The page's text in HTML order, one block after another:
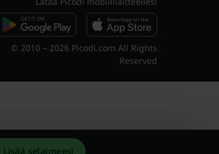
© 2010 – 2026 Picodi.com All Rights
Reserved
Lisää selaimeesi